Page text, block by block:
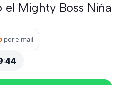
Mighty Boss Niña
por e-mail
:43